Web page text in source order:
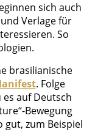
sich auch
Verlage für
So
brasilianische
. Folge
auf Deutsch
Bewegung
gut, zum Beispiel